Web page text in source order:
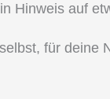
Hinweis auf
für deine